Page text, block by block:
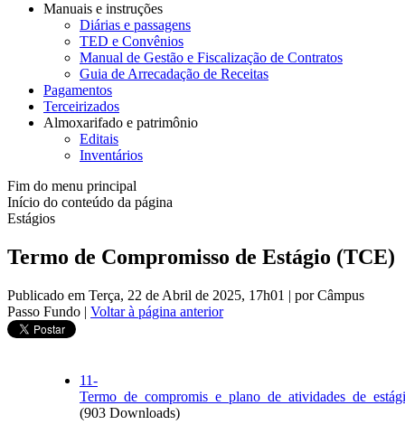
Manuais e instruções
Diárias e passagens
TED e Convênios
Manual de Gestão e Fiscalização de Contratos
Guia de Arrecadação de Receitas
Pagamentos
Terceirizados
Almoxarifado e patrimônio
Editais
Inventários
Fim do menu principal
Início do conteúdo da página
Estágios
Termo de Compromisso de Estágio (TCE)
Publicado em Terça, 22 de Abril de 2025, 17h01 | por Câmpus
Passo Fundo | Voltar à página anterior
11-
(903 Downloads)